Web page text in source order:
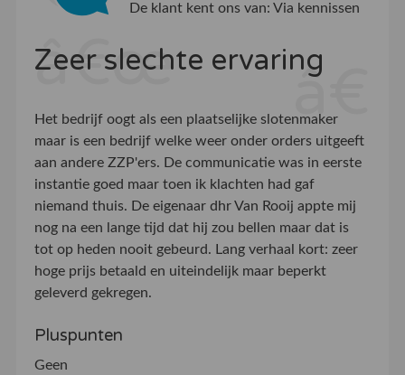
De klant kent ons van: Via kennissen
Zeer slechte ervaring
Het bedrijf oogt als een plaatselijke slotenmaker
maar is een bedrijf welke weer onder orders uitgeeft
aan andere ZZP'ers. De communicatie was in eerste
instantie goed maar toen ik klachten had gaf
niemand thuis. De eigenaar dhr Van Rooij appte mij
nog na een lange tijd dat hij zou bellen maar dat is
tot op heden nooit gebeurd. Lang verhaal kort: zeer
hoge prijs betaald en uiteindelijk maar beperkt
geleverd gekregen.
Pluspunten
Geen